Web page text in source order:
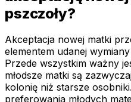
pszczoły?
Akceptacja nowej matki
elementem udanej
Przede wszystkim ważny
młodsze matki są
kolonię niż starsze
preferowania młodych